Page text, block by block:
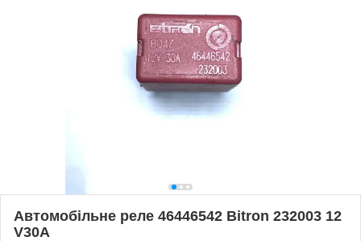
Автомобільне реле 46446542 Bitron 232003 12
V30A